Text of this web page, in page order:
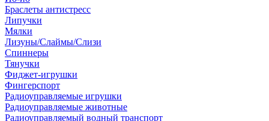
Браслеты антистресс
Липучки
Мялки
Лизуны/Слаймы/Слизи
Спиннеры
Тянучки
Фиджет-игрушки
Фингерспорт
Радиоуправляемые игрушки
Радиоуправляемые животные
Радиоуправляемый водный транспорт